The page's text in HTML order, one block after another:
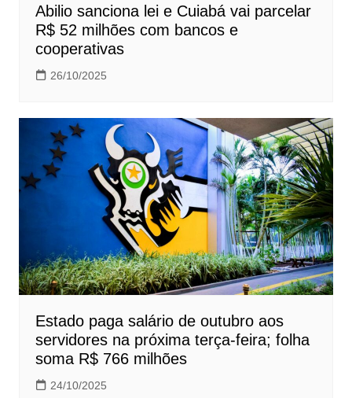
Abilio sanciona lei e Cuiabá vai parcelar
R$ 52 milhões com bancos e
cooperativas
26/10/2025
Estado paga salário de outubro aos
servidores na próxima terça-feira; folha
soma R$ 766 milhões
24/10/2025